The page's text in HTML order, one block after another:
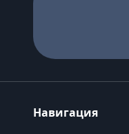
Навигация